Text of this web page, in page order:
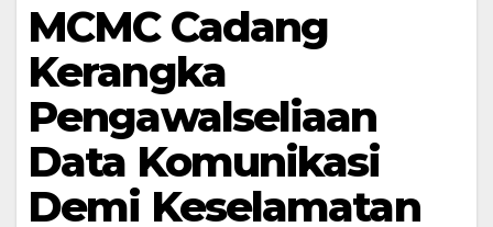
MCMC Cadang
Kerangka
Pengawalseliaan
Data Komunikasi
Demi Keselamatan